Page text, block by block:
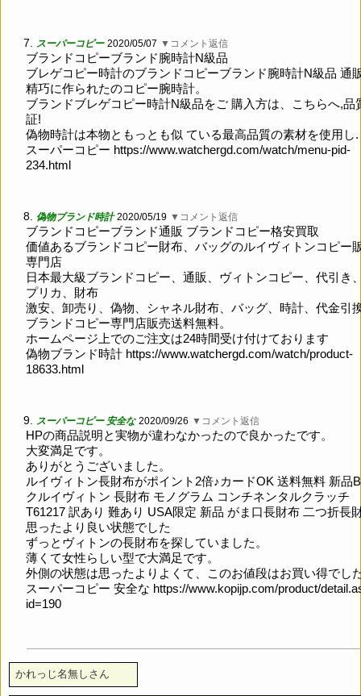
7. スーパーコピー 2020/05/07 ▼コメント返信
ブランドコピーブランド腕時計N級品
ブレゲコピー時計のブランドコピーブランド腕時計N級品 通
精巧に作られたのコピー腕時計。
ブランドブレゲコピー時計N級品をご 購入方は、こちらへ,品
証!
偽物時計は本物ともっとも似 ている最高品質の素材を使用し.
スーパーコピー https://www.watchergd.com/watch/menu-pid-
234.html
8. 偽物ブランド時計 2020/05/19 ▼コメント返信
ブランドコピーブランド通販 ブランドコピー格安買取
価値あるブランドコピー財布、バッグのルイヴィトンコピー
専門店
日本最大級ブランドコピー、通販、ヴィトンコピー、代引き
プリカ、財布
激安、卸売り、偽物、シャネル財布、バッグ、時計、代金引
ブランドコピー専門店販売送料無料。
ホームページ上でのご注文は24時間受け付けております
偽物ブランド時計 https://www.watchergd.com/watch/product-
18633.html
9. スーパーコピー 安全な 2020/09/26 ▼コメント返信
HPの商品説明と実物が違わなかったので良かったです。
大変満足です。
ありがとうございました。
ルイヴィトン長財布がポイント2倍♪カードOK 送料無料 新品
クルイヴィトン 長財布 モノグラム コンチネンタルクラッチ
T61217 訳あり 難あり USA限定 新品 がま口長財布 二つ折長
思ったより良い状態でした
ずっとヴィトンの長財布を探していました。
薄くて女性らしい型で大満足です。
外側の状態は思ったよりよくて、このお値段はお買い得でし
スーパーコピー 安全な https://www.kopijp.com/product/
id=190